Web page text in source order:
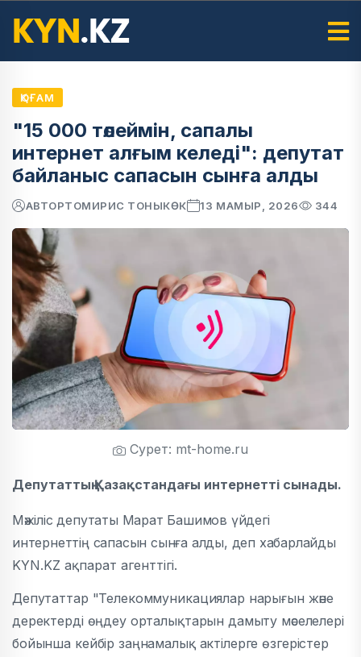
ҚОҒАМ
"15 000 төлеймін, сапалы
интернет алғым келеді": депутат
байланыс сапасын сынға алды
АВТОРТОМИРИС ТОНЫКӨК 13 МАМЫР, 2026 344
Сурет: mt-home.ru
Депутаттың Қазақстандағы интернетті сынады.
Мәжіліс депутаты Марат Башимов үйдегі
интернеттің сапасын сынға алды, деп хабарлайды
KYN.KZ ақпарат агенттігі.
Депутаттар "Телекоммуникациялар нарығын және
деректерді өңдеу орталықтарын дамыту мәселелері
бойынша кейбір заңнамалық актілерге өзгерістер